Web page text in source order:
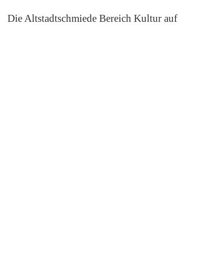
Die Altstadtschmiede Bereich Kultur auf